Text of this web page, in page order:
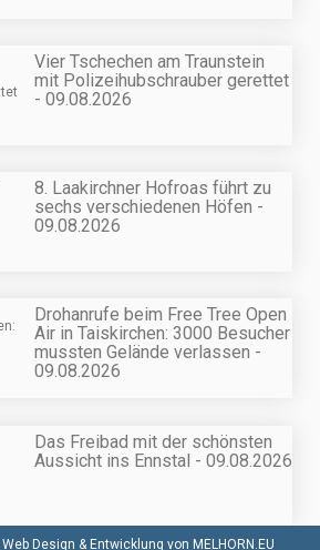
Vier Tschechen am Traunstein
mit Polizeihubschrauber gerettet
- 09.08.2026
8. Laakirchner Hofroas führt zu
sechs verschiedenen Höfen -
09.08.2026
Drohanrufe beim Free Tree Open
Air in Taiskirchen: 3000 Besucher
mussten Gelände verlassen -
09.08.2026
Das Freibad mit der schönsten
Aussicht ins Ennstal - 09.08.2026
Web Design & Entwicklung von MELHORN.EU